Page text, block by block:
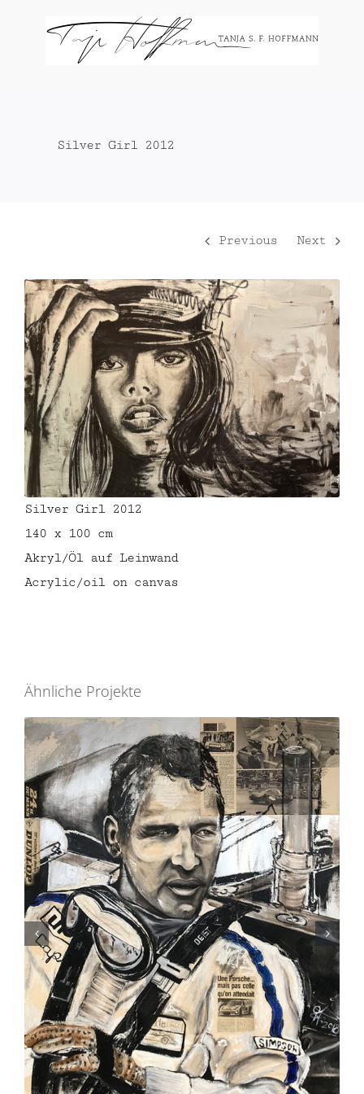
Silver Girl 2012
Previous Next
Silver Girl 2012
140 x 100 cm
Akryl/Öl auf Leinwand
Acrylic/oil on canvas
Ähnliche Projekte